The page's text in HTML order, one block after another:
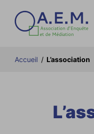
Accueil / L’association